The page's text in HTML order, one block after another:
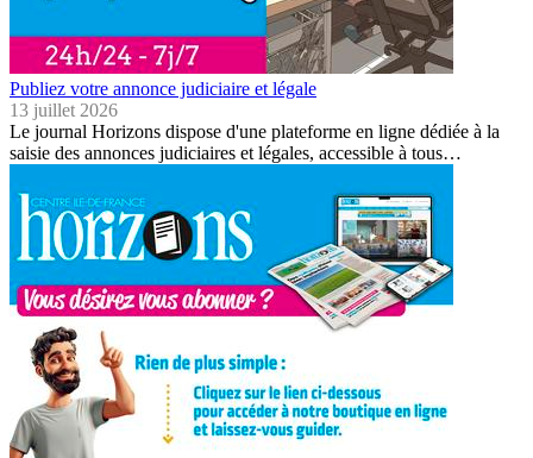
Publiez votre annonce judiciaire et légale
13 juillet 2026
Le journal Horizons dispose d'une plateforme en ligne dédiée à la
saisie des annonces judiciaires et légales, accessible à tous…